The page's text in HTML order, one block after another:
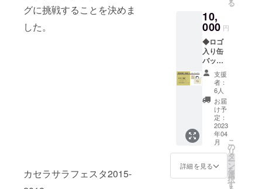
グに挑戦することを決めま
した。
カセラサラフェスタ2015-
り缶
バッジ
の色は
お楽し
みにな
りま
す。ご
到着ま
でわく
わくし
てお待
ちくだ
さい。
・コン
テスト
当日の
パンフ
作者の
想いや
制作物
を 間近
で見る
ことが
できま
す。終
了後、
審査を
し[中高
生の
部・一
般 の部]
全体か
ら１作
品お選
る
10,
000 円
◆ロゴ
入り缶
バッジ
＋帆布
トート
バッグ
（A4
size）
のフェ
スタチ
ラシの
デザイ
ンがプ
リント
された
支援
者：
6人
お届
け予
定：
2023
年04
月
詳細を見る
こ
の
リ
タ
ー
ン
を
選
択
す